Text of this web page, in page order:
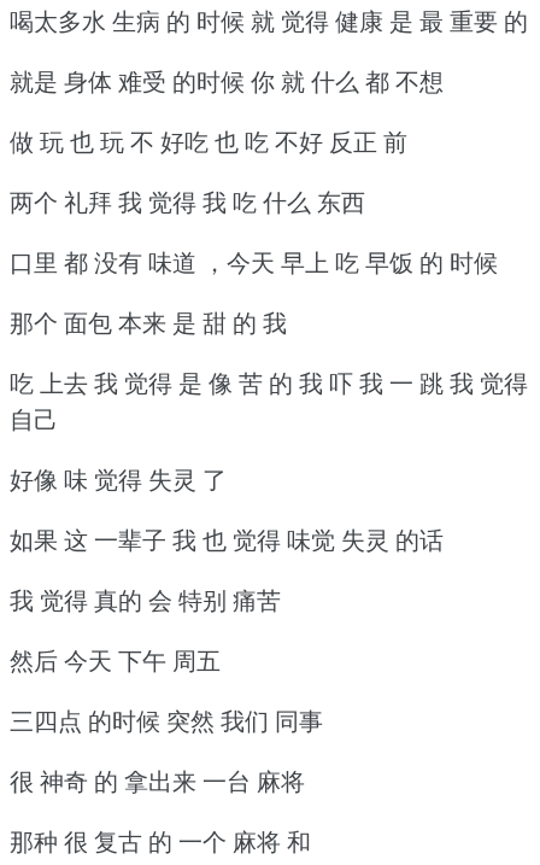
喝太多水 生病 的 时候 就 觉得 健康 是 最 重要 的
就是 身体 难受 的时候 你 就 什么 都 不想
做 玩 也 玩 不 好吃 也 吃 不好 反正 前
两个 礼拜 我 觉得 我 吃 什么 东西
口里 都 没有 味道 ，今天 早上 吃 早饭 的 时候
那个 面包 本来 是 甜 的 我
吃 上去 我 觉得 是 像 苦 的 我 吓 我 一 跳 我 觉得
自己
好像 味 觉得 失灵 了
如果 这 一辈子 我 也 觉得 味觉 失灵 的话
我 觉得 真的 会 特别 痛苦
然后 今天 下午 周五
三四点 的时候 突然 我们 同事
很 神奇 的 拿出来 一台 麻将
那种 很 复古 的 一个 麻将 和